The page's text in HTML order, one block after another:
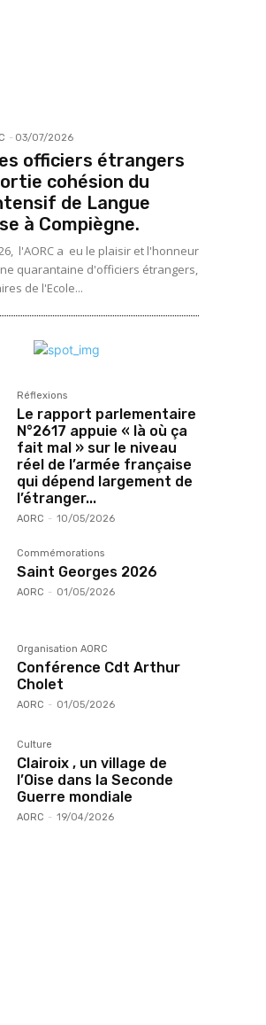
- 03/07/2026
officiers étrangers
cohésion du
de Langue
à Compiègne.
l'AORC a eu le plaisir et l'honneur
quarantaine d'officiers étrangers,
de l'Ecole...
Réflexions
Le rapport parlementaire
N°2617 appuie « là où ça
fait mal » sur le niveau
réel de l’armée française
qui dépend largement de
l’étranger...
AORC - 10/05/2026
Commémorations
Saint Georges 2026
AORC - 01/05/2026
Organisation AORC
Conférence Cdt Arthur
Cholet
AORC - 01/05/2026
Culture
Clairoix , un village de
l’Oise dans la Seconde
Guerre mondiale
AORC - 19/04/2026